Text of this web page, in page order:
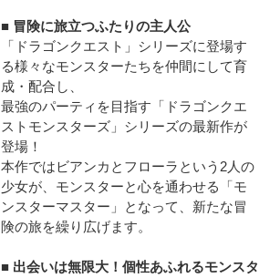
■ 冒険に旅立つふたりの主人公
「ドラゴンクエスト」シリーズに登場す
る様々なモンスターたちを仲間にして育
成・配合し、
最強のパーティを目指す「ドラゴンクエ
ストモンスターズ」シリーズの最新作が
登場！
本作ではビアンカとフローラという2人の
少女が、モンスターと心を通わせる「モ
ンスターマスター」となって、新たな冒
険の旅を繰り広げます。
■ 出会いは無限大！個性あふれるモンスタ